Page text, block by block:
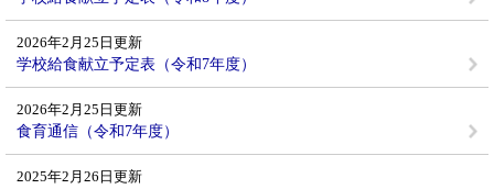
2026年2月25日更新
学校給食献立予定表（令和7年度）
2026年2月25日更新
食育通信（令和7年度）
2025年2月26日更新